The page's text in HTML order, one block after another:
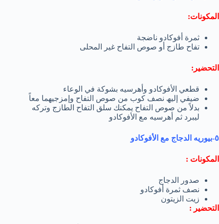
المكونات:
ثمرة أفوكادو ناضجة
تفاح طازج أو صوص التفاح غیر المحلى
التحضير:
قطعي الأفوكادو وأھرسیه بشوكة في الوعاء
ضیفي إلیھ نصف كوب من صوص التفاح وإمزجیھما معاً
بدلاً من صوص التفاح یمكنك سلق التفاح الطازج وتركه
لیبرد ثم أھرسیه مع الأفوكادو
٥-بیوریه الدجاج مع الأفوكادو
المكونات :
صدور الدجاج
نصف ثمرة أفوكادو
زیت الزیتون
التحضير :